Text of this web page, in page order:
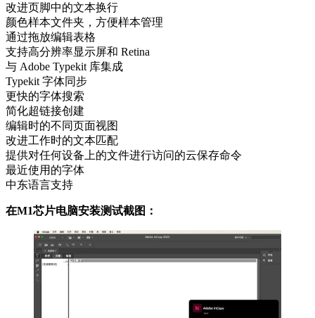
改进页脚中的文本换行
颜色样本文件夹，方便样本管理
通过拖放编辑表格
支持高分辨率显示屏和 Retina
与 Adob​​e Typekit 库集成
Typekit 字体同步
更快的字体搜索
简化超链接创建
编辑时的不同页面视图
改进工作时的文本匹配
提供对任何设备上的文件进行访问的云保存命令
最近使用的字体
中东语言支持
在M1芯片电脑安装测试截图：